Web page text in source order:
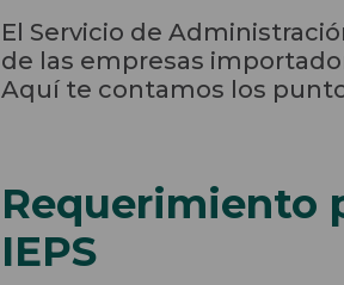
El Servicio de
de las empresas
Aquí te contamos los
Requerimiento
IEPS